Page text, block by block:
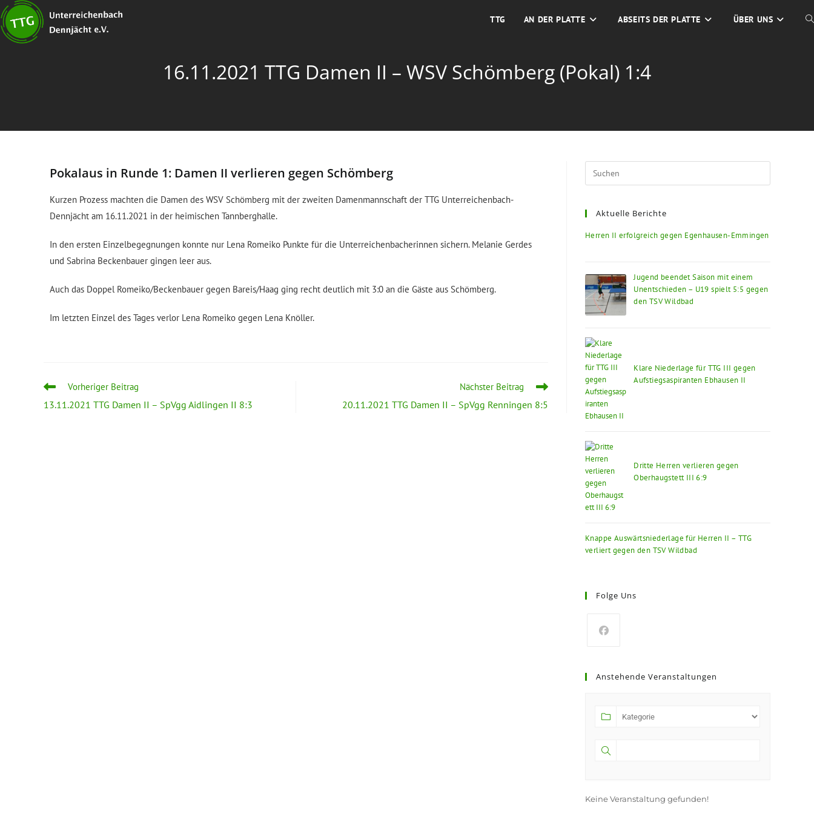
TTG AN DER PLATTE ABSEITS DER PLATTE ÜBER UNS
16.11.2021 TTG Damen II – WSV Schömberg (Pokal) 1:4
Pokalaus in Runde 1: Damen II verlieren gegen Schömberg
Kurzen Prozess machten die Damen des WSV Schömberg mit der zweiten Damenmannschaft der TTG Unterreichenbach-
Dennjächt am 16.11.2021 in der heimischen Tannberghalle.
In den ersten Einzelbegegnungen konnte nur Lena Romeiko Punkte für die Unterreichenbacherinnen sichern. Melanie Gerdes
und Sabrina Beckenbauer gingen leer aus.
Auch das Doppel Romeiko/Beckenbauer gegen Bareis/Haag ging recht deutlich mit 3:0 an die Gäste aus Schömberg.
Im letzten Einzel des Tages verlor Lena Romeiko gegen Lena Knöller.
Vorheriger Beitrag
13.11.2021 TTG Damen II – SpVgg Aidlingen II 8:3
Nächster Beitrag
20.11.2021 TTG Damen II – SpVgg Renningen 8:5
Aktuelle Berichte
Herren II erfolgreich gegen Egenhausen-Emmingen
Jugend beendet Saison mit einem
Unentschieden – U19 spielt 5:5 gegen
den TSV Wildbad
Klare Niederlage für TTG III gegen
Aufstiegsaspiranten Ebhausen II
Dritte Herren verlieren gegen
Oberhaugstett III 6:9
Knappe Auswärtsniederlage für Herren II – TTG
verliert gegen den TSV Wildbad
Folge Uns
Anstehende Veranstaltungen
Keine Veranstaltung gefunden!